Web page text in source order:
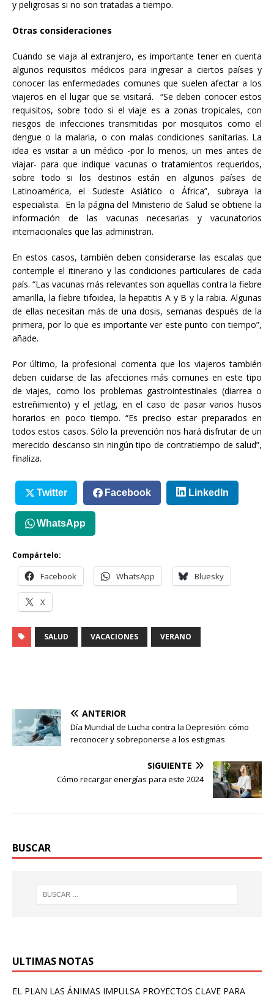
y peligrosas si no son tratadas a tiempo.
Otras consideraciones
Cuando se viaja al extranjero, es importante tener en cuenta
algunos requisitos médicos para ingresar a ciertos países y
conocer las enfermedades comunes que suelen afectar a los
viajeros en el lugar que se visitará. “Se deben conocer estos
requisitos, sobre todo si el viaje es a zonas tropicales, con
riesgos de infecciones transmitidas por mosquitos como el
dengue o la malaria, o con malas condiciones sanitarias. La
idea es visitar a un médico -por lo menos, un mes antes de
viajar- para que indique vacunas o tratamientos requeridos,
sobre todo si los destinos están en algunos países de
Latinoamérica, el Sudeste Asiático o África”, subraya la
especialista. En la página del Ministerio de Salud se obtiene la
información de las vacunas necesarias y vacunatorios
internacionales que las administran.
En estos casos, también deben considerarse las escalas que
contemple el itinerario y las condiciones particulares de cada
país. “Las vacunas más relevantes son aquellas contra la fiebre
amarilla, la fiebre tifoidea, la hepatitis A y B y la rabia. Algunas
de ellas necesitan más de una dosis, semanas después de la
primera, por lo que es importante ver este punto con tiempo”,
añade.
Por último, la profesional comenta que los viajeros también
deben cuidarse de las afecciones más comunes en este tipo
de viajes, como los problemas gastrointestinales (diarrea o
estreñimiento) y el jetlag, en el caso de pasar varios husos
horarios en poco tiempo. “Es preciso estar preparados en
todos estos casos. Sólo la prevención nos hará disfrutar de un
merecido descanso sin ningún tipo de contratiempo de salud”,
finaliza.
Twitter Facebook LinkedIn
WhatsApp
Compártelo:
Facebook WhatsApp Bluesky
X
SALUD VACACIONES VERANO
ANTERIOR
Día Mundial de Lucha contra la Depresión: cómo
reconocer y sobreponerse a los estigmas
SIGUIENTE
Cómo recargar energías para este 2024
BUSCAR
ULTIMAS NOTAS
EL PLAN LAS ÁNIMAS IMPULSA PROYECTOS CLAVE PARA